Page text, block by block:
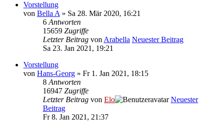
Vorstellung
von Bella A » Sa 28. Mär 2020, 16:21
6 Antworten
15659 Zugriffe
Letzter Beitrag von Arabella Neuester Beitrag
Sa 23. Jan 2021, 19:21
Vorstellung
von Hans-Georg » Fr 1. Jan 2021, 18:15
8 Antworten
16947 Zugriffe
Letzter Beitrag von Elo
Neuester
Beitrag
Fr 8. Jan 2021, 21:37